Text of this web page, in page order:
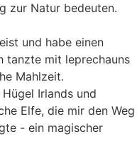
zur Natur bedeuten.
und habe einen
tanzte mit leprechauns
Mahlzeit.
Irlands und
Elfe, die mir den Weg
- ein magischer